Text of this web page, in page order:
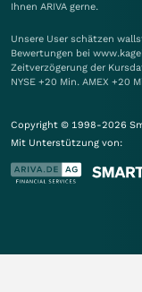
Ihnen ARIVA gerne.
Unsere User schätzen
Bewertungen bei
Zeitverzögerung der
NYSE +20 Min. AMEX +20
Copyright © 1998-2026
Mit Unterstützung von: